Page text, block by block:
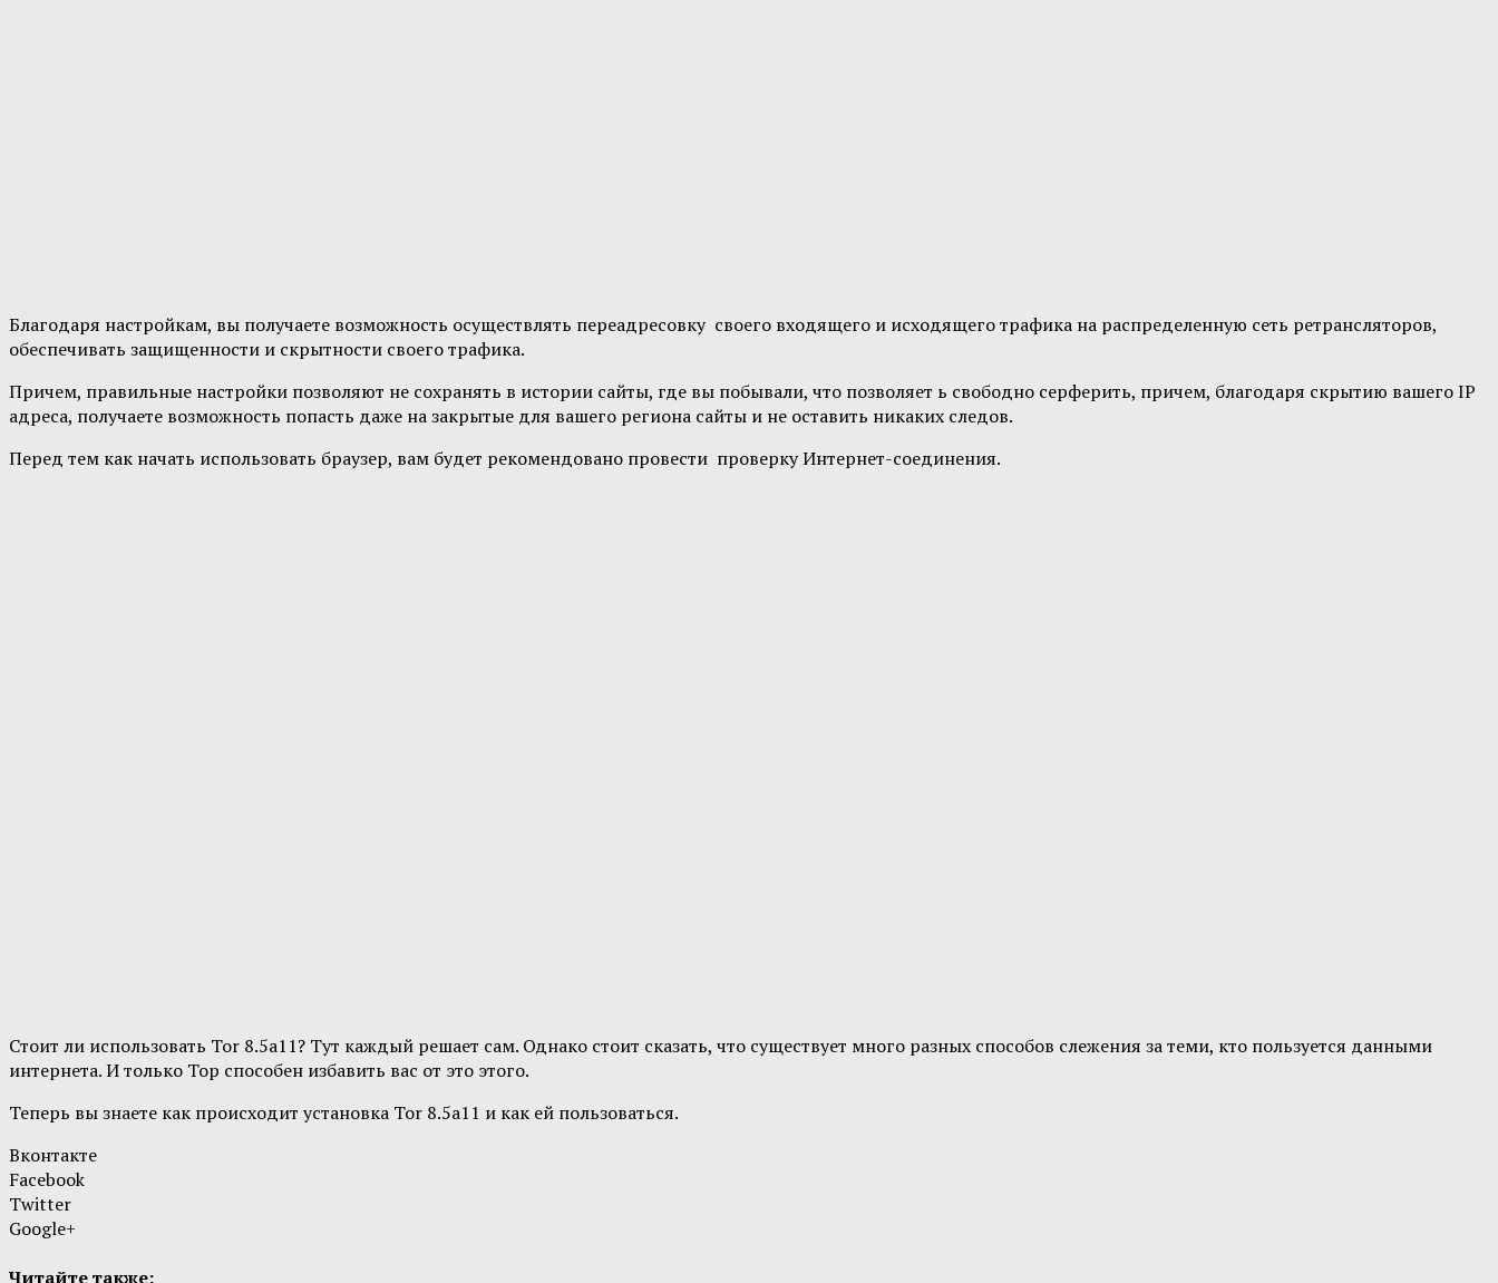
Благодаря настройкам, вы получаете возможность осуществлять переадресовку своего входящего и исходящего трафика на распределенную сеть ретрансляторов,
обеспечивать защищенности и скрытности своего трафика.
Причем, правильные настройки позволяют не сохранять в истории сайты, где вы побывали, что позволяет ь свободно серферить, причем, благодаря скрытию вашего IP
адреса, получаете возможность попасть даже на закрытые для вашего региона сайты и не оставить никаких следов.
Перед тем как начать использовать браузер, вам будет рекомендовано провести проверку Интернет-соединения.
Стоит ли использовать Tor 8.5a11? Тут каждый решает сам. Однако стоит сказать, что существует много разных способов слежения за теми, кто пользуется данными
интернета. И только Тор способен избавить вас от это этого.
Теперь вы знаете как происходит установка Tor 8.5a11 и как ей пользоваться.
Вконтакте
Facebook
Twitter
Google+
Читайте также: